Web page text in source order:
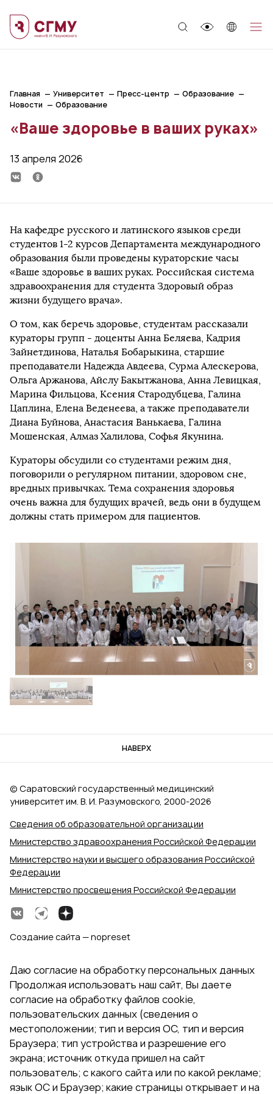
Главная Университет Пресс-центр
Образование
Новости
Образование
«Ваше здоровье в ваших руках»
13 апреля 2026
На кафедре русского и латинского языков среди
студентов 1-2 курсов Департамента международного
образования были проведены кураторские часы
«Ваше здоровье в ваших руках. Российская система
здравоохранения для студента Здоровый образ
жизни будущего врача».
О том, как беречь здоровье, студентам рассказали
кураторы групп - доценты Анна Беляева, Кадрия
Зайнетдинова, Наталья Бобарыкина, старшие
преподаватели Надежда Авдеева, Сурма Алескерова,
Ольга Аржанова, Айслу Бакытжанова, Анна Левицкая,
Марина Фильцова, Ксения Стародубцева, Галина
Цаплина, Елена Веденеева, а также преподаватели
Диана Буйнова, Анастасия Ванькаева, Галина
Мошенская, Алмаз Халилова, Софья Якунина.
Кураторы обсудили со студентами режим дня,
поговорили о регулярном питании, здоровом сне,
вредных привычках. Тема сохранения здоровья
очень важна для будущих врачей, ведь они в будущем
должны стать примером для пациентов.
НАВЕРХ
Сведения об образовательной организации
Министерство здравоохранения Российской Федерации
Министерство науки и высшего образования Российской
Федерации
Министерство просвещения Российской Федерации
© Саратовский государственный медицинский
университет им. В. И. Разумовского, 2000‑2026
Создание сайта — nopreset
Даю согласие на обработку персональных данных
Продолжая использовать наш сайт, Вы даете
согласие на обработку файлов cookie,
пользовательских данных (сведения о
местоположении; тип и версия ОС, тип и версия
Браузера; тип устройства и разрешение его
экрана; источник откуда пришел на сайт
пользователь; с какого сайта или по какой рекламе;
язык ОС и Браузер; какие страницы открывает и на